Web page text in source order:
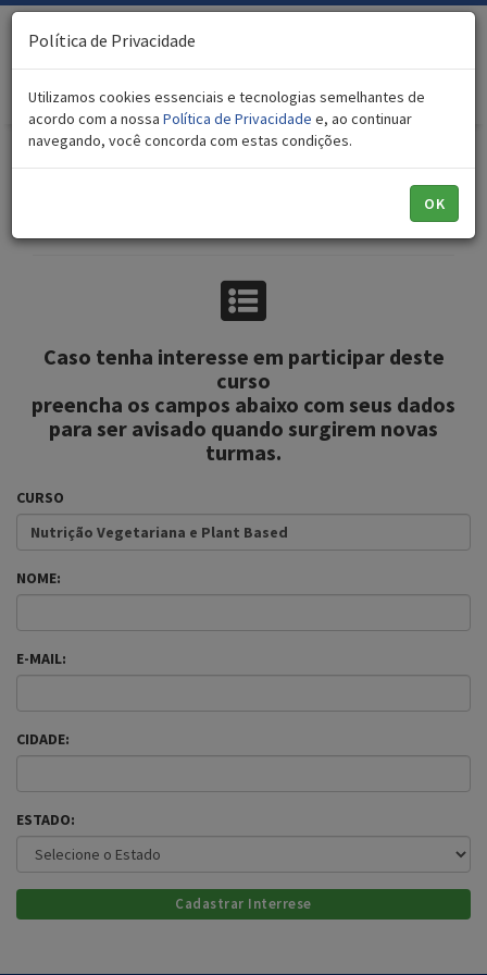
Interesse no curso
Nutrição Vegetariana e Plant Based
Caso tenha interesse em participar deste
curso
preencha os campos abaixo com seus dados
para ser avisado quando surgirem novas
turmas.
CURSO
Nutrição Vegetariana e Plant Based
NOME:
E-MAIL:
CIDADE:
ESTADO:
Política de Privacidade
Utilizamos cookies essenciais e tecnologias semelhantes de
acordo com a nossa Política de Privacidade e, ao continuar
navegando, você concorda com estas condições.
OK